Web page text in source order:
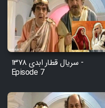
سریال قطار ابدی ۱۳۷۸ -
Episode 7